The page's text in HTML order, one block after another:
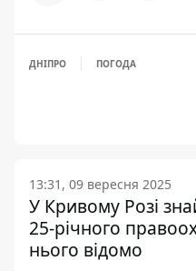
ДНІПРО ПОГОДА
13:31, 09 вересня 2025
У Кривому Розі
25-річного
нього відомо